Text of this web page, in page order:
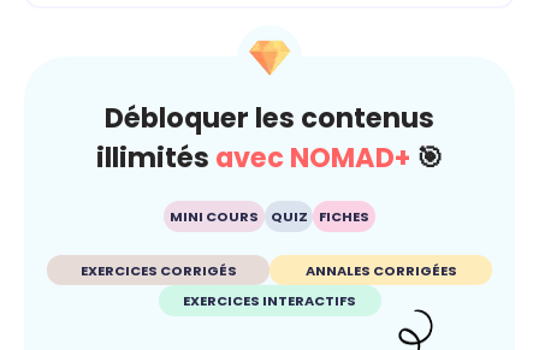
Débloquer les contenus
illimités avec NOMAD+ 🎯
MINI COURS QUIZ FICHES
EXERCICES CORRIGÉS
ANNALES CORRIGÉES
EXERCICES INTERACTIFS